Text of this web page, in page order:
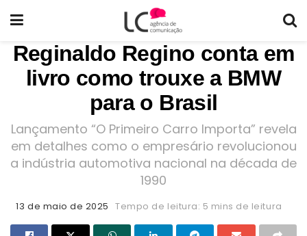
Reginaldo Regino conta em
livro como trouxe a BMW
para o Brasil
Lançamento “O Primeiro Carro Importa” revela
em detalhes como o empresário revolucionou
a indústria automotiva nacional na década de
1990
13 de maio de 2025 Tempo de leitura: 5 mins de leitura